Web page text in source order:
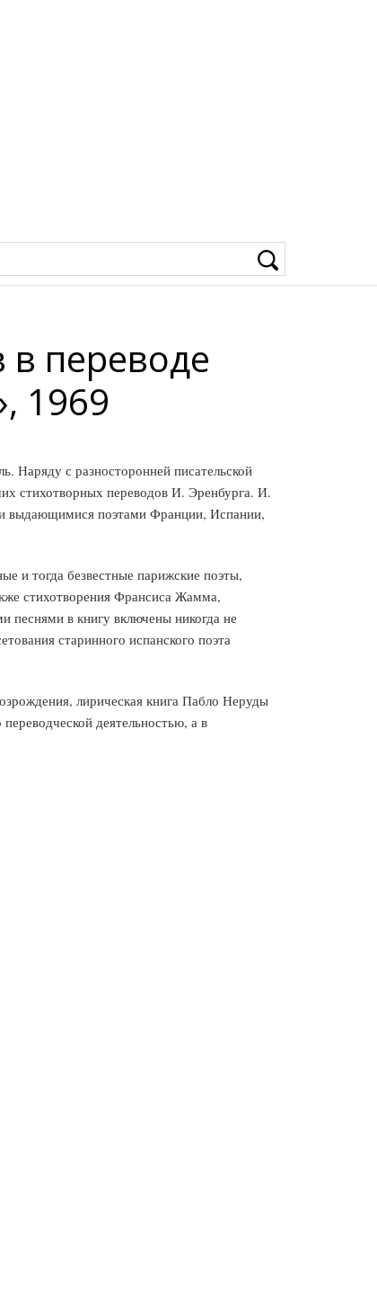
переводе
1969
Наряду с разносторонней писательской
стихотворных переводов И. Эренбурга. И.
выдающимися поэтами Франции, Испании,
и тогда безвестные парижские поэты,
стихотворения Франсиса Жамма,
в книгу включены никогда не
старинного испанского поэта
лирическая книга Пабло Неруды
деятельностью, а в